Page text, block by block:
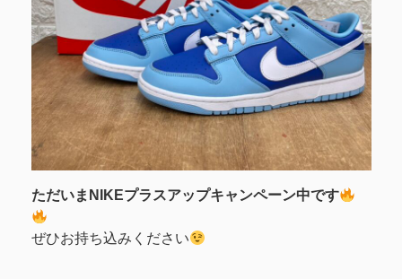
ただいまNIKEプラスアップキャンペーン中です
ぜひお持ち込みください